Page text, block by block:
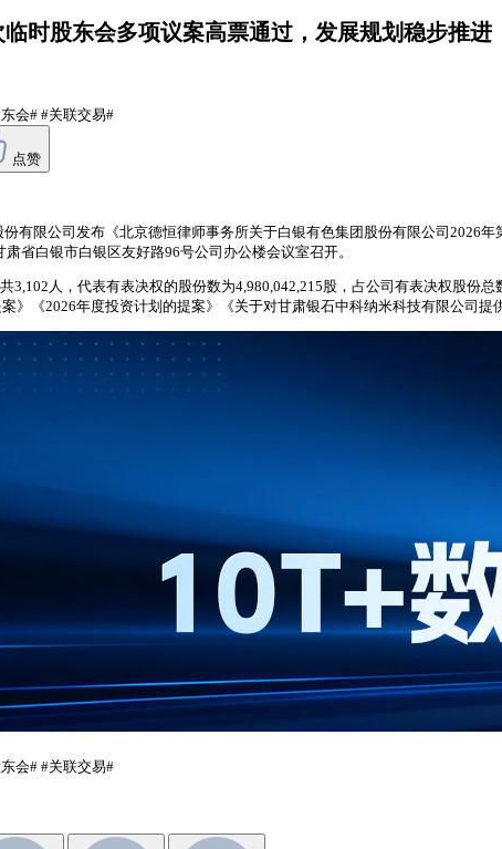
临时股东会多项议案高票通过，发展规划稳步推进
会# #关联交易#
点赞
有限公司发布《北京德恒律师事务所关于白银有色集团股份有限公司2026
省白银市白银区友好路96号公司办公楼会议室召开。
3,102人，代表有表决权的股份数为4,980,042,215股，占公司有表决权股份
》《2026年度投资计划的提案》《关于对甘肃银石中科纳米科技有限公司提
会# #关联交易#